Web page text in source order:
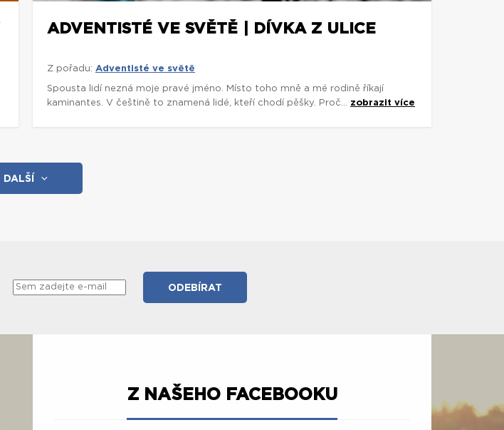
ADVENTISTÉ VE SVĚTĚ | DÍVKA Z ULICE
Z pořadu: Adventisté ve světě
Spousta lidí nezná moje pravé jméno. Místo toho mně a mé rodině říkají
kaminantes. V češtině to znamená lidé, kteří chodí pěšky. Proč... zobrazit více
DALŠÍ
Z NAŠEHO FACEBOOKU